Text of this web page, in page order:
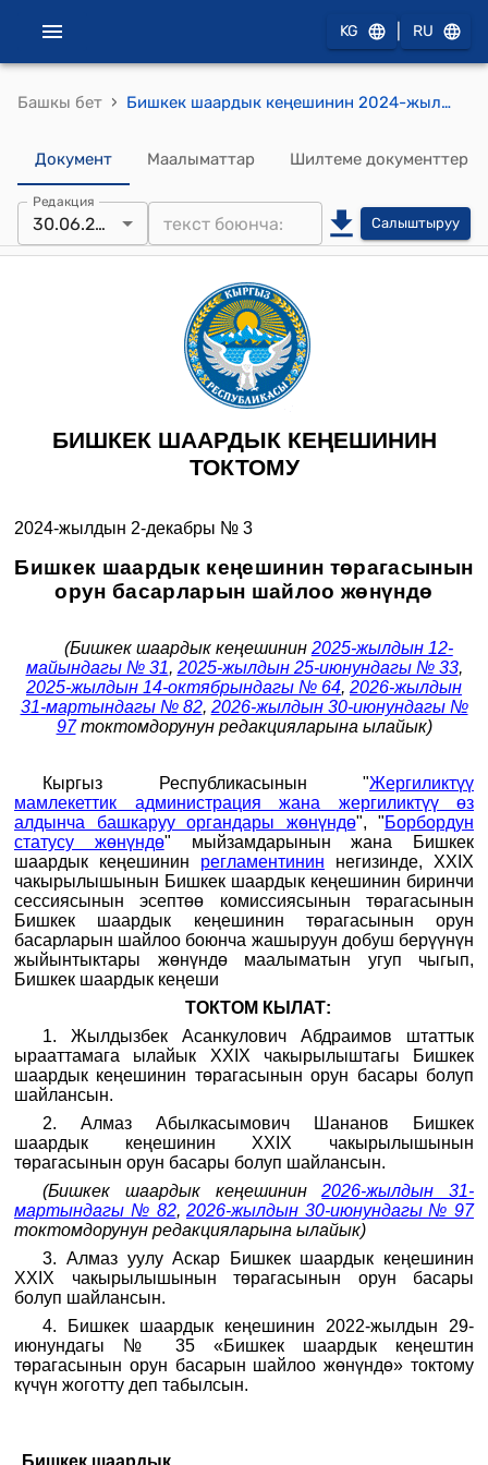
KG RU
Башкы бет › Бишкек шаардык кеңешинин 2024-жылдын 2-декабрындагы № 3 "Бишкек шаардык кеңешинин төрагасынын орун басарларын шайлоо жөнүндө" токтому
Документ Маалыматтар Шилтеме документтер
Редакция
30.06.2026 Салыштыруу